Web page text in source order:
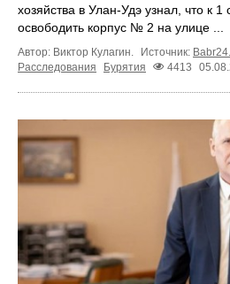
хозяйства в Улан-Удэ узнал, что к
освободить корпус № 2 на улице ...
Автор: Виктор Кулагин. Источник:
Расследования
Бурятия 4413